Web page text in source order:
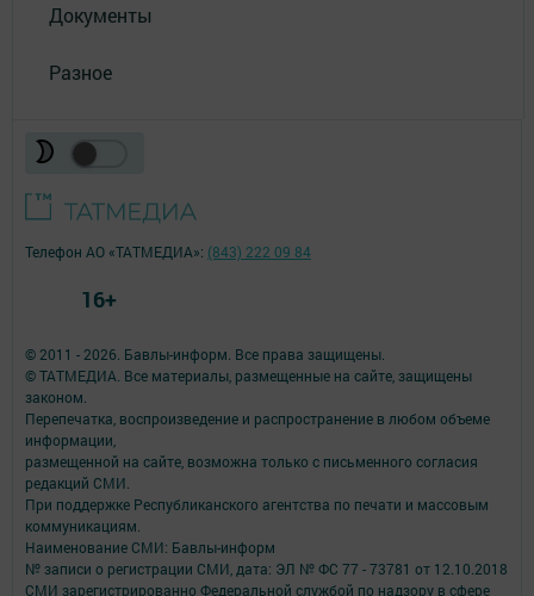
Документы
Разное
© 2011 - 2026. Бавлы-информ. Все права защищены.
© ТАТМЕДИА. Все материалы, размещенные на сайте, защищены
законом.
Перепечатка, воспроизведение и распространение в любом объеме
информации,
размещенной на сайте, возможна только с письменного согласия
редакций СМИ.
При поддержке Республиканского агентства по печати и массовым
коммуникациям.
Наименование СМИ: Бавлы-информ
№ записи о регистрации СМИ, дата: ЭЛ № ФС 77 - 73781 от 12.10.2018
СМИ зарегистрированно Федеральной службой по надзору в сфере
Телефон АО «ТАТМЕДИА»: (843) 222 09 84
16+